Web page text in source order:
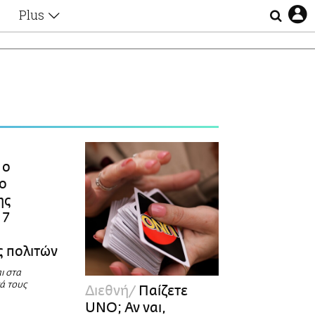
Plus
ο
πολιτών
στα
τους
Διεθνή Παίζετε
UNO; Αν ναι,